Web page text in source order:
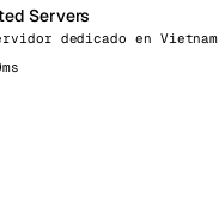
Servers
dedicado en Vietnam